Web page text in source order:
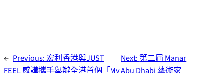
← Previous:宏利香港與JUST
FEEL 感講攜手舉辦全港首個「My
Next:第二屆 Manar
Abu Dhabi 藝術家